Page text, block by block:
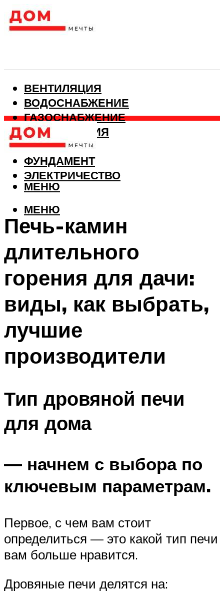
ВЕНТИЛЯЦИЯ
ВОДОСНАБЖЕНИЕ
ГАЗОСНАБЖЕНИЕ
КАНАЛИЗАЦИЯ
ОТОПЛЕНИЕ
ФУНДАМЕНТ
ЭЛЕКТРИЧЕСТВО
МЕНЮ
МЕНЮ
Печь-камин
длительного
горения для дачи:
виды, как выбрать,
лучшие
производители
Тип дровяной печи
для дома
— начнем с выбора по
ключевым параметрам.
Первое, с чем вам стоит
определиться — это какой тип печи
вам больше нравится.
Дровяные печи делятся на: